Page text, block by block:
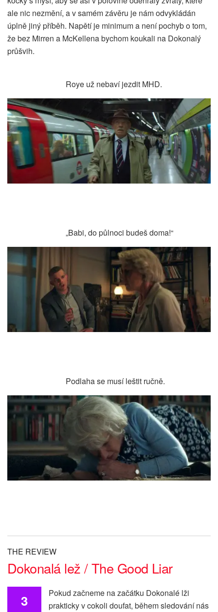
ale nic nezmění, a v samém závěru je nám odvykládán
úplně jiný příběh. Napětí je minimum a není pochyb o tom,
že bez Mirren a McKellena bychom koukali na Dokonalý
průšvih.
Roye už nebaví jezdit MHD.
„Babi, do půlnoci budeš doma!“
Podlaha se musí leštit ručně.
THE REVIEW
Dokonalá lež / The Good Liar
3
Pokud začneme na začátku Dokonalé lži
prakticky v cokoli doufat, během sledování nás